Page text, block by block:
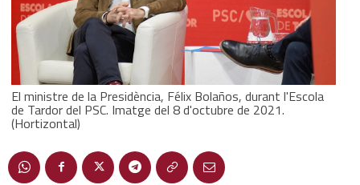
El ministre de la Presidència, Félix Bolaños, durant l'Escola
de Tardor del PSC. Imatge del 8 d'octubre de 2021.
(Hortizontal)